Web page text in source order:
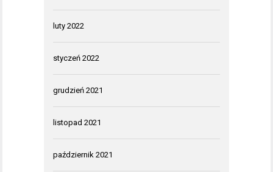
luty 2022
styczeń 2022
grudzień 2021
listopad 2021
październik 2021